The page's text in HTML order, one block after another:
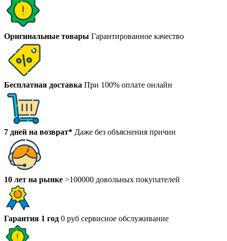
Оригинальные товары Гарантированное качество
Бесплатная доставка При 100% оплате онлайн
7 дней на возврат* Даже без объяснения причин
10 лет на рынке >100000 довольных покупателей
Гарантия 1 год 0 руб сервисное обслуживание